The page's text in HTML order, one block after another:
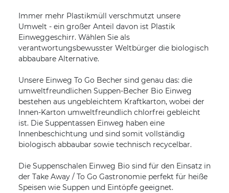
Immer mehr Plastikmüll verschmutzt unsere
Umwelt - ein großer Anteil davon ist Plastik
Einweggeschirr. Wählen Sie als
verantwortungsbewusster Weltbürger die biologisch
abbaubare Alternative.
Unsere Einweg To Go Becher sind genau das: die
umweltfreundlichen Suppen-Becher Bio Einweg
bestehen aus ungebleichtem Kraftkarton, wobei der
Innen-Karton umweltfreundlich chlorfrei gebleicht
ist. Die Suppentassen Einweg haben eine
Innenbeschichtung und sind somit vollständig
biologisch abbaubar sowie technisch recycelbar.
Die Suppenschalen Einweg Bio sind für den Einsatz in
der Take Away / To Go Gastronomie perfekt für heiße
Speisen wie Suppen und Eintöpfe geeignet.